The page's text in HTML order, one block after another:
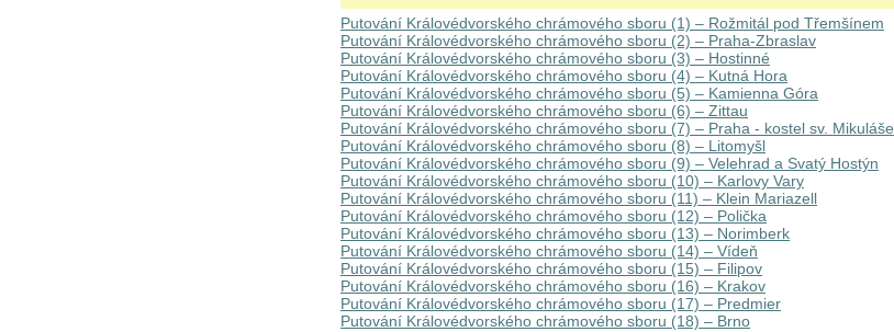
Putování Královédvorského chrámového sboru (1) – Rožmitál pod Třemšínem
Putování Královédvorského chrámového sboru (2) – Praha-Zbraslav
Putování Královédvorského chrámového sboru (3) – Hostinné
Putování Královédvorského chrámového sboru (4) – Kutná Hora
Putování Královédvorského chrámového sboru (5) – Kamienna Góra
Putování Královédvorského chrámového sboru (6) – Zittau
Putování Královédvorského chrámového sboru (7) – Praha - kostel sv. Mikuláše
Putování Královédvorského chrámového sboru (8) – Litomyšl
Putování Královédvorského chrámového sboru (9) – Velehrad a Svatý Hostýn
Putování Královédvorského chrámového sboru (10) – Karlovy Vary
Putování Královédvorského chrámového sboru (11) – Klein Mariazell
Putování Královédvorského chrámového sboru (12) – Polička
Putování Královédvorského chrámového sboru (13) – Norimberk
Putování Královédvorského chrámového sboru (14) – Vídeň
Putování Královédvorského chrámového sboru (15) – Filipov
Putování Královédvorského chrámového sboru (16) – Krakov
Putování Královédvorského chrámového sboru (17) – Predmier
Putování Královédvorského chrámového sboru (18) – Brno